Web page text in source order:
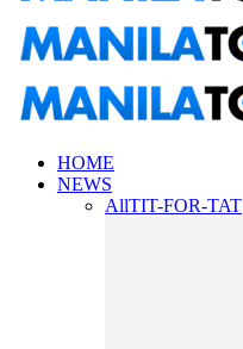
HOME
NEWS
AllTIT-FOR-TAT